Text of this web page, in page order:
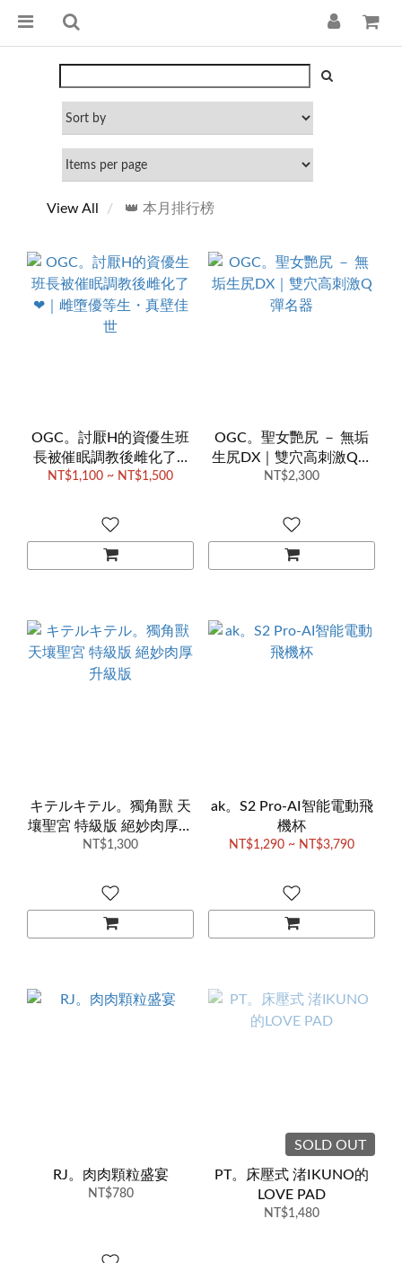
View All 👑 本月排行榜
OGC。討厭H的資優生班
長被催眠調教後雌化了❤
｜雌墮優等生・真壁佳世
NT$1,100 ~ NT$1,500
OGC。聖女艷尻 － 無垢
生尻DX｜雙穴高刺激Q彈
名器
NT$2,300
キテルキテル。獨角獸 天
壤聖宮 特級版 絕妙肉厚升
級版
NT$1,300
ak。S2 Pro-AI智能電動飛
機杯
NT$1,290 ~ NT$3,790
RJ。肉肉顆粒盛宴
NT$780
SOLD OUT
PT。床壓式 渚IKUNO的
LOVE PAD
NT$1,480